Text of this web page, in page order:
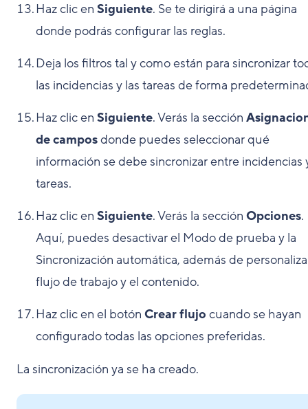
Haz clic en Siguiente. Se te dirigirá a una página
donde podrás configurar las reglas.
Deja los filtros tal y como están para sincronizar
las incidencias y las tareas de forma
Haz clic en Siguiente. Verás la sección
de camposdonde puedes seleccionar qué
información se debe sincronizar entre incidencias
tareas.
Haz clic en Siguiente. Verás la sección Opciones.
Aquí, puedes desactivar el Modo de prueba y la
Sincronización automática, además de
flujo de trabajo y el contenido.
Haz clic en el botón Crear flujo cuando se hayan
configurado todas las opciones preferidas.
La sincronización ya se ha creado.